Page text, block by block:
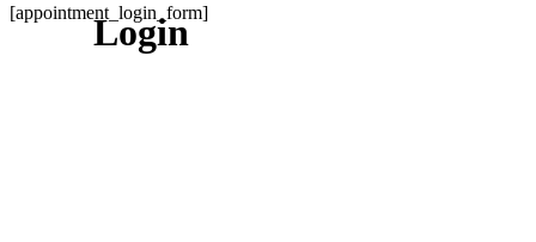
Login
[appointment_login_form]